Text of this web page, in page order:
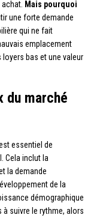
Mais pourquoi
une forte demande
qui ne fait
emplacement
bas et une valeur
du marché
essentiel de
Cela inclut la
la demande
de la
démographique
à suivre le rythme, alors